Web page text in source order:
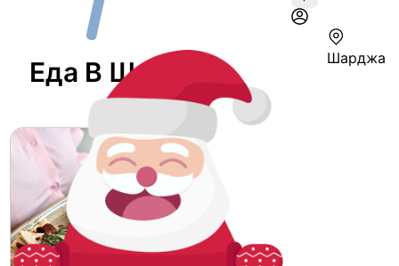
Шарджа
Еда В Шардже